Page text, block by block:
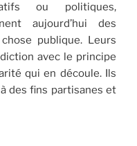
ou politiques,
aujourd’hui des
publique. Leurs
avec le principe
qui en découle. Ils
des fins partisanes et